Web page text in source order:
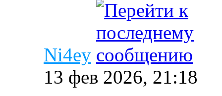
Ni4ey
13 фев 2026, 21:18